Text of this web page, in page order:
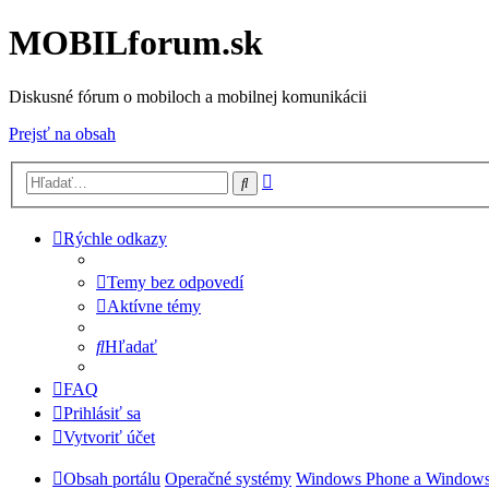
MOBILforum.sk
Diskusné fórum o mobiloch a mobilnej komunikácii
Prejsť na obsah
Hľadať
Rýchle odkazy
Temy bez odpovedí
Aktívne témy
Hľadať
FAQ
Prihlásiť sa
Vytvoriť účet
Obsah portálu Operačné systémy Windows Phone a